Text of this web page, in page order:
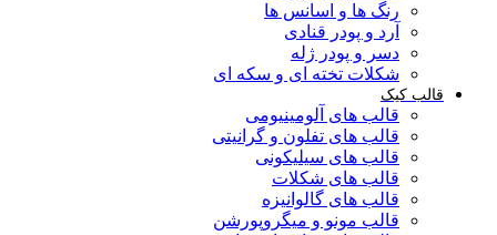
رنگ ها و اسانس ها
آرد و پودر قنادی
دسر و پودر ژله
شکلات تخته ای و سکه ای
قالب کیک
قالب های آلومینیومی
قالب های تفلون و گرانیتی
قالب های سیلیکونی
قالب های شکلات
قالب های گالوانیزه
قالب مونو و میگروپورشن